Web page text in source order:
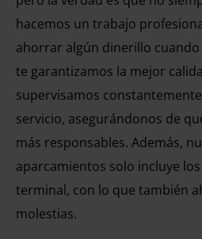
hacemos un trabajo
ahorrar algún dinerillo
te garantizamos la mejor
supervisamos
servicio, asegurándonos de
más responsables. Además,
aparcamientos solo incluye
terminal, con lo que también
molestias.